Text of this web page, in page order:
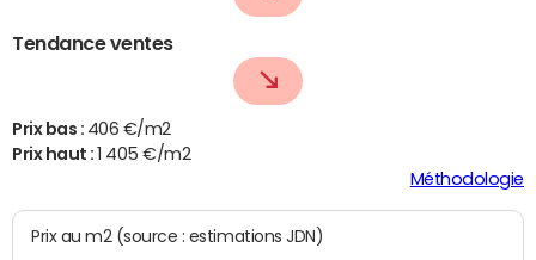
Tendance ventes
Prix bas : 406 €/m2
Prix haut :
1 405 €/m2
Méthodologie
Prix au m2 (source : estimations JDN)